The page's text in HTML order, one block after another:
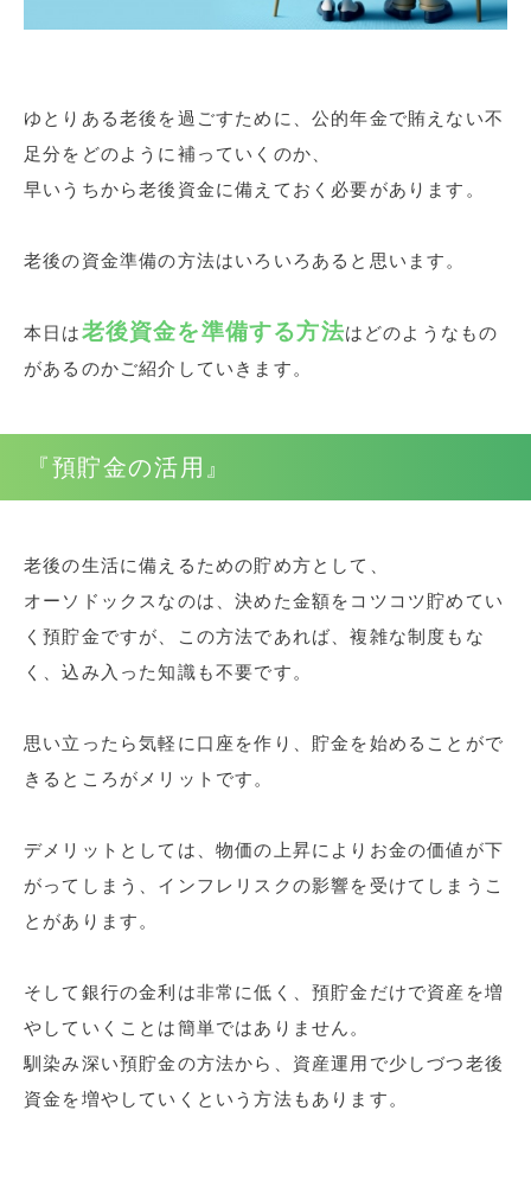
ゆとりある老後を過ごすために、公的年金で賄えない不
足分をどのように補っていくのか、
早いうちから老後資金に備えておく必要があります。
老後の資金準備の方法はいろいろあると思います。
本日は老後資金を準備する方法はどのようなもの
があるのかご紹介していきます。
『預貯金の活用』
老後の生活に備えるための貯め方として、
オーソドックスなのは、決めた金額をコツコツ貯めてい
く預貯金ですが、この方法であれば、複雑な制度もな
く、込み入った知識も不要です。
思い立ったら気軽に口座を作り、貯金を始めることがで
きるところがメリットです。
デメリットとしては、物価の上昇によりお金の価値が下
がってしまう、インフレリスクの影響を受けてしまうこ
とがあります。
そして銀行の金利は非常に低く、預貯金だけで資産を増
やしていくことは簡単ではありません。
馴染み深い預貯金の方法から、資産運用で少しづつ老後
資金を増やしていくという方法もあります。